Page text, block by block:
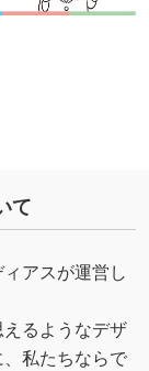
て
アスが運営し
るようなデザ
私たちならで